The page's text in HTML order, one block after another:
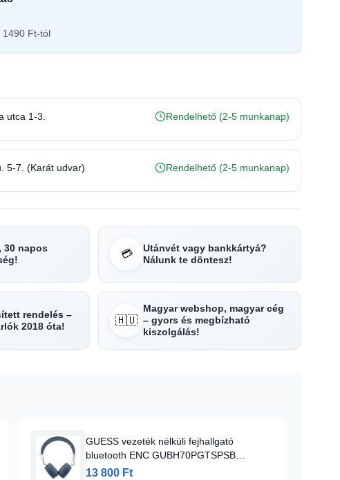
1490 Ft-tól
utca 1-3. Rendelhető (2-5 munkanap)
5-7. (Karát udvar) Rendelhető (2-5 munkanap)
30 napos
💳
Utánvét vagy bankkártyá?
Nálunk te döntesz!
rendelés –
2018 óta!
🇭🇺
Magyar webshop, magyar cég
– gyors és megbízható
kiszolgálás!
GUESS vezeték nélküli fejhallgató
bluetooth ENC GUBH70PGTSPSB
(Grained Classic Round Shape) kék
13 800 Ft